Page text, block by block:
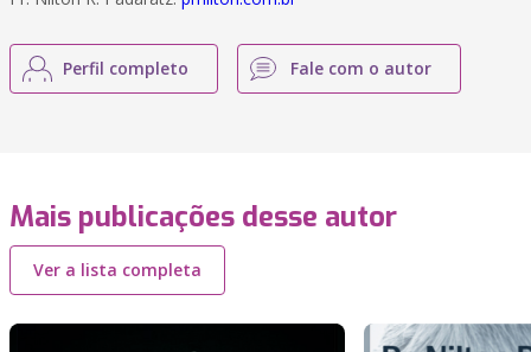
Perfil completo Fale com o autor
Mais publicações desse autor
Ver a lista completa